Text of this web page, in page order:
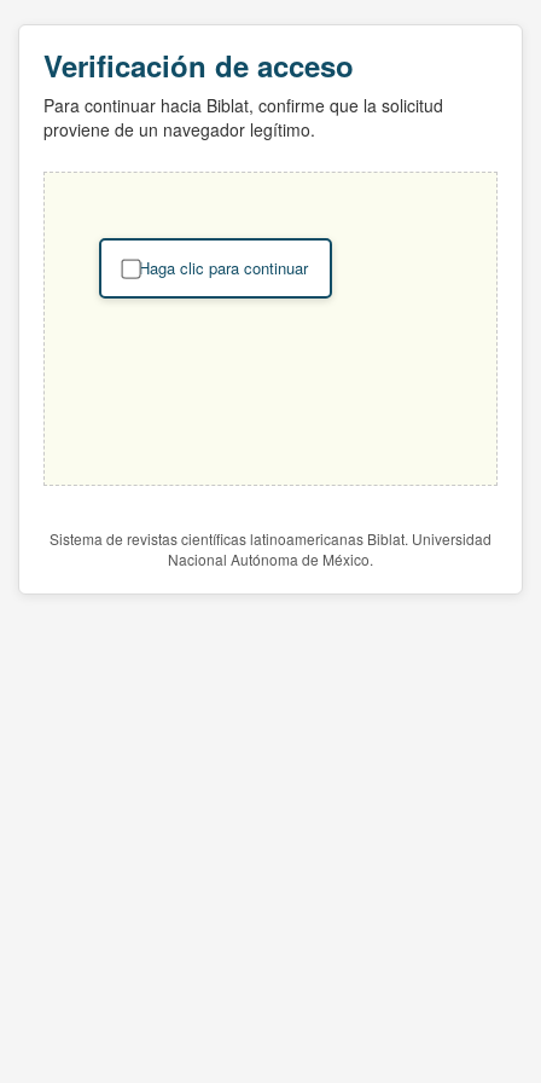
Verificación de acceso
Para continuar hacia Biblat, confirme que la solicitud
proviene de un navegador legítimo.
Haga clic para continuar
Sistema de revistas científicas latinoamericanas Biblat. Universidad
Nacional Autónoma de México.